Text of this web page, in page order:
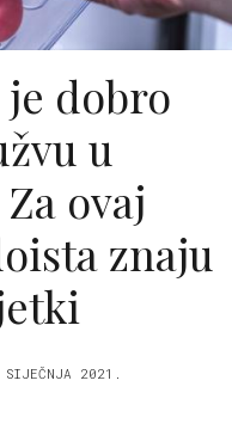
je dobro
u
ovaj
znaju
2021.